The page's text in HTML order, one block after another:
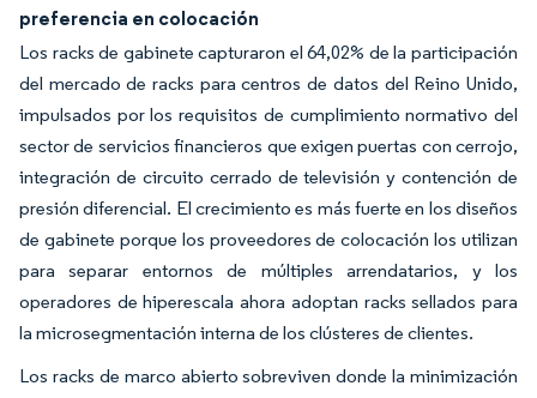
preferencia en colocación
Los racks de gabinete capturaron el 64,02% de la participación
del mercado de racks para centros de datos del Reino Unido,
impulsados por los requisitos de cumplimiento normativo del
sector de servicios financieros que exigen puertas con cerrojo,
integración de circuito cerrado de televisión y contención de
presión diferencial. El crecimiento es más fuerte en los diseños
de gabinete porque los proveedores de colocación los utilizan
para separar entornos de múltiples arrendatarios, y los
operadores de hiperescala ahora adoptan racks sellados para
la microsegmentación interna de los clústeres de clientes.
Los racks de marco abierto sobreviven donde la minimización